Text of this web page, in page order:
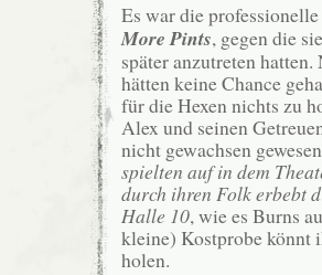
Es war die
More Pints, gegen die
später anzutreten hatten.
hätten keine Chance
für die Hexen nichts zu
Alex und seinen
nicht gewachsen
spielten auf in dem
durch ihren Folk erbebt
Halle 10, wie es Burns
kleine) Kostprobe könnt
holen.